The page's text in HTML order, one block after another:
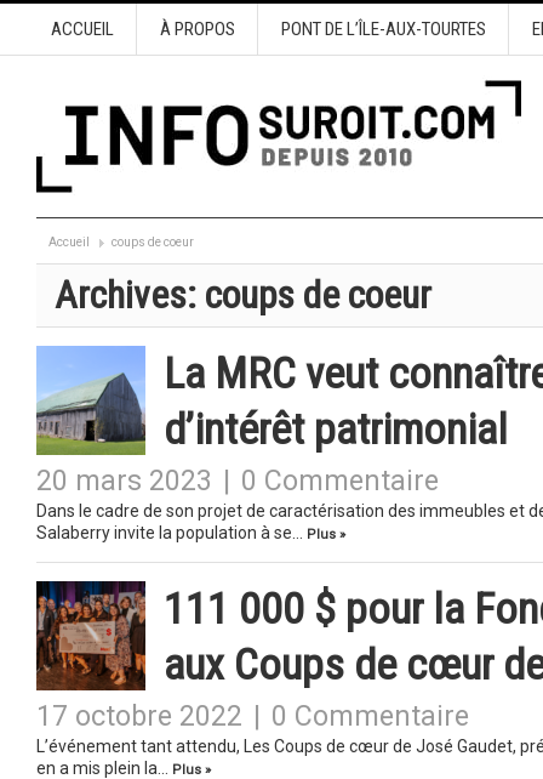
ACCUEIL À PROPOS PONT DE L’ÎLE-AUX-TOURTES
Accueil coups de coeur
Archives: coups de coeur
La MRC veut
d’intérêt patrimonial
20 mars 2023 0 Commentaire
Dans le cadre de son projet de caractérisation des immeubles et
Salaberry invite la population à se…
Plus »
111 000 $ pour la
aux Coups de cœur
17 octobre 2022 0 Commentaire
L’événement tant attendu, Les Coups de cœur de José Gaudet,
en a mis plein la…
Plus »